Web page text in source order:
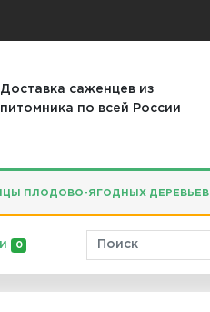
Доставка саженцев из
питомника по всей России
ПЛОДОВО-ЯГОДНЫХ ДЕРЕВЬЕВ
0